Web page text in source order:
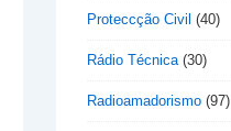
Proteccção Civil (40)
Rádio Técnica(30)
Radioamadorismo (97)